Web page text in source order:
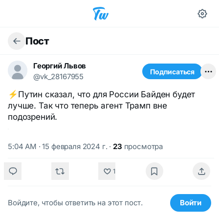
Пост
Георгий Львов
@vk_28167955
Подписаться
⚡️Путин сказал, что для России Байден будет
лучше. Так что теперь агент Трамп вне
подозрений.
5:04 AM · 15 февраля 2024 г. · 23 просмотра
1
Войдите, чтобы ответить на этот пост. Войти